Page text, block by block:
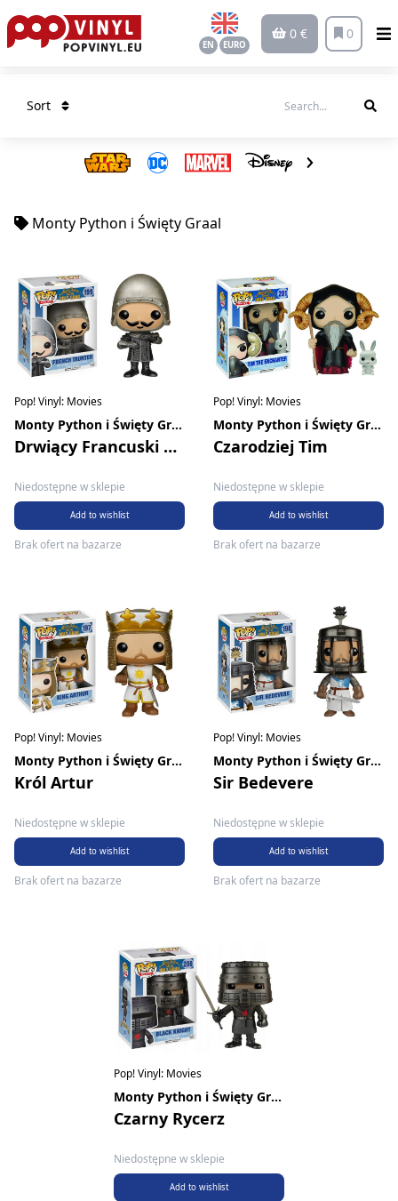
EN EURO
0 € 0
Sort
Monty Python i Święty Graal
Pop! Vinyl: Movies
Monty Python i Święty Graal
Drwiący Francuski Rycerz
Niedostępne w sklepie
Add to wishlist
Brak ofert na bazarze
Pop! Vinyl: Movies
Monty Python i Święty Graal
Czarodziej Tim
Niedostępne w sklepie
Add to wishlist
Brak ofert na bazarze
Pop! Vinyl: Movies
Monty Python i Święty Graal
Król Artur
Niedostępne w sklepie
Add to wishlist
Brak ofert na bazarze
Pop! Vinyl: Movies
Monty Python i Święty Graal
Sir Bedevere
Niedostępne w sklepie
Add to wishlist
Brak ofert na bazarze
Pop! Vinyl: Movies
Monty Python i Święty Graal
Czarny Rycerz
Niedostępne w sklepie
Add to wishlist